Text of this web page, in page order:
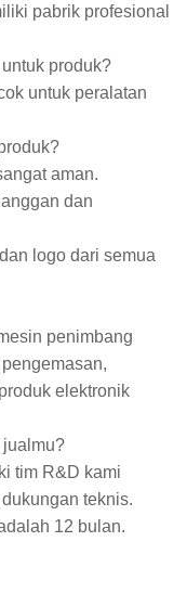
pabrik profesional
produk?
untuk peralatan
aman.
dan
logo dari semua
penimbang
elektronik
jualmu?
tim R&D kami
teknis.
12 bulan.